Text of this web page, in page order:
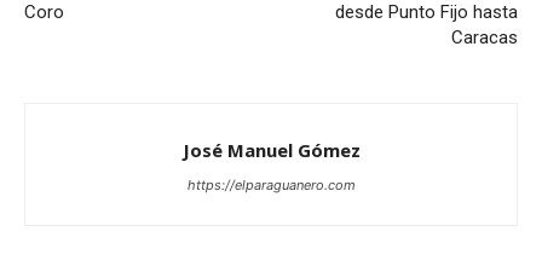
Coro
desde Punto Fijo hasta
Caracas
José Manuel Gómez
https://elparaguanero.com